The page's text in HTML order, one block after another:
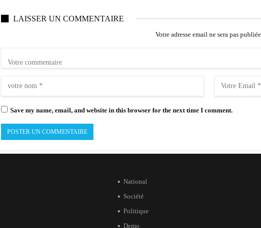
LAISSER UN COMMENTAIRE
Votre adresse email ne sera pas publiée.
Save my name, email, and website in this browser for the next time I comment.
National
Société
Politique
Demo